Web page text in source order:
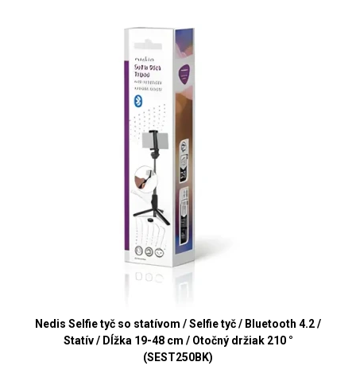
Nedis Selfie tyč so statívom / Selfie tyč / Bluetooth 4.2 /
Statív / Dĺžka 19-48 cm / Otočný držiak 210 °
(SEST250BK)